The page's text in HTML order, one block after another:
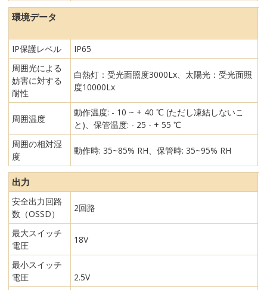
環境データ
IP保護レベル
IP65
周囲光による
妨害に対する
耐性
白熱灯：受光面照度3000Lx、太陽光：受光面照
度10000Lx
周囲温度
動作温度: - 10 ~ + 40 ℃ (ただし凍結しないこ
と)、保管温度: - 25 - + 55 ℃
周囲の相対湿
度
動作時: 35~85% RH、保管時: 35~95% RH
出力
安全出力回路
数（OSSD）
2回路
最大スイッチ
電圧
18V
最小スイッチ
電圧
2.5V